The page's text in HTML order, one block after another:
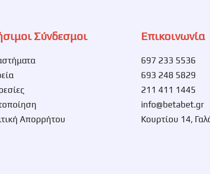
Σύνδεσμοι
Απορρήτου
Επικοινωνία
697 233 5536
693 248 5829
211 411 1445
info@betabet.gr
Κουρτίου 14,